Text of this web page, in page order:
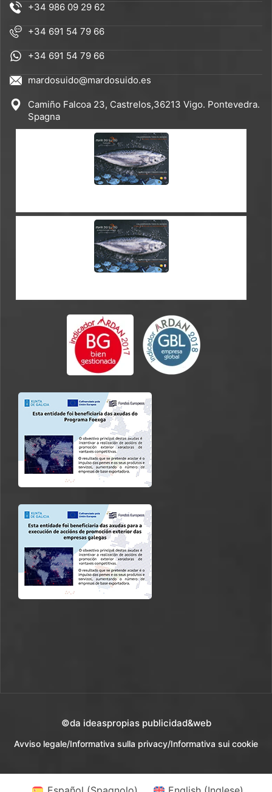
+34 986 09 29 62
+34 691 54 79 66
+34 691 54 79 66
mardosuido@mardosuido.es
Camiño Falcoa 23, Castrelos,36213 Vigo. Pontevedra.
Spagna
©da ideaspropias publicidad&web
Avviso legale/Informativa sulla privacy/Informativa sui cookie